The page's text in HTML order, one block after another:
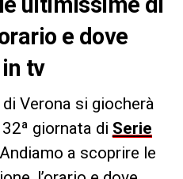
e dove
tv
Verona si giocherà
giornata di Serie
a scoprire le